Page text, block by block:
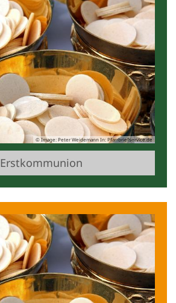
© Image: Peter Weidemann In: Pfarrbriefservice.de
Erstkommunion